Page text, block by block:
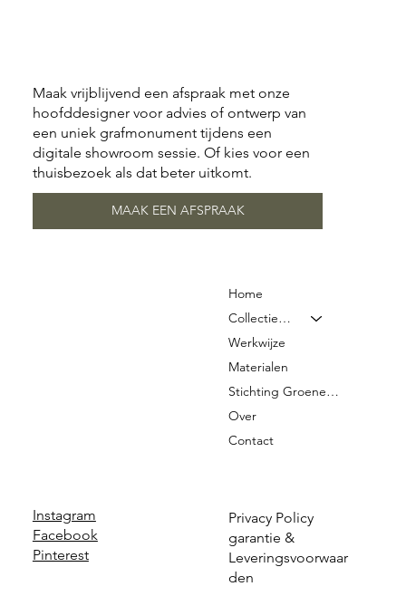
Instagram
Facebook
Pinterest
Privacy Policy
garantie &
Leveringsvoorwaar
den
Home
Collectie & Prijzen
Werkwijze
Materialen
Stichting Groene Graven
Over
Contact
Maak vrijblijvend een afspraak met onze
hoofddesigner voor advies of ontwerp van
een uniek grafmonument tijdens een
digitale showroom sessie. Of kies voor een
thuisbezoek als dat beter uitkomt.
MAAK EEN AFSPRAAK